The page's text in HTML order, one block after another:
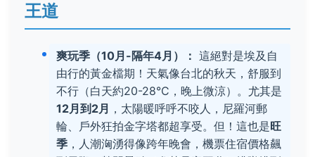
王道
爽玩季（10月-隔年4月）： 這絕對是埃及自
由行的黃金檔期！天氣像台北的秋天，舒服到
不行（白天約20-28°C，晚上微涼）。尤其是
12月到2月 ，太陽暖呼呼不咬人，尼羅河郵
輪、戶外狂拍金字塔都超享受。但！這也是旺
季 ，人潮洶湧得像跨年晚會，機票住宿價格飆